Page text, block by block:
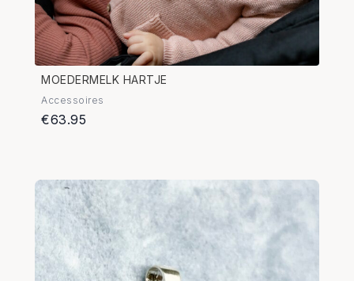
MOEDERMELK HARTJE
Accessoires
€63.95